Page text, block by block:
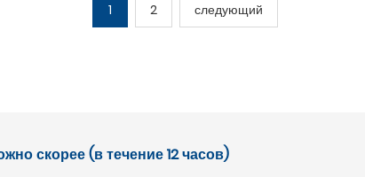
1 2 следующий
скорее (в течение 12 часов)